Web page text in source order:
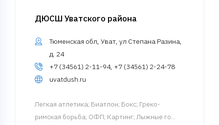
ДЮСШ Уватского района
Тюменская обл, Уват, ул Степана Разина,
д. 24
+7 (34561) 2-11-94, +7 (34561) 2-24-78
uvatdush.ru
Легкая атлетика; Биатлон; Бокс; Греко-
римская борьба; ОФП; Картинг; Лыжные го...